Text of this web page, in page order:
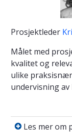
Prosjektleder
Målet med
kvalitet og
ulike
undervisning
Les mer om
Les mer om